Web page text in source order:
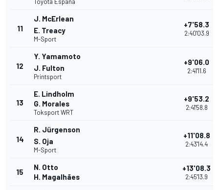
11
J. McErlean
E. Treacy
M-Sport
+7'58.3
2:40'03.9
12
Y. Yamamoto
J. Fulton
Printsport
+9'06.0
2:41'11.6
13
E. Lindholm
G. Morales
Toksport WRT
+9'53.2
2:41'58.8
14
R. Jürgenson
S. Oja
M-Sport
+11'08.8
2:43'14.4
15
N. Otto
H. Magalhães
+13'08.3
2:45'13.9